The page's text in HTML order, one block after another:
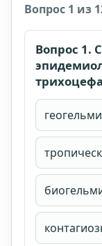
Стоимость
календарных
Вопрос 1 из
Вопрос 1.